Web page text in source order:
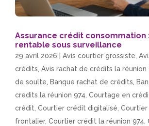
Assurance crédit consommation
rentable sous surveillance
29 avril 2026 |Avis courtier grossiste ,
crédits ,Avis rachat de crédits la réunion
de soulte
Banque rachat de crédits
credits la réunion 974 ,Courtage en
crédit ,Courtier crédit digitalisé ,
frontalier,Courtier crédit la réunion 974 ,